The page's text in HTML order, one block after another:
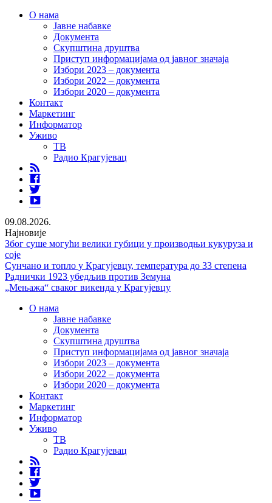
О нама
Јавне набавке
Документа
Скупштина друштва
Приступ информацијама од јавног значаја
Избори 2023 – документа
Избори 2022 – документа
Избори 2020 – документа
Контакт
Маркетинг
Информатор
Уживо
ТВ
Радио Крагујевац
Youtube
09.08.2026.
Најновије
Због суше могући велики губици у производњи кукуруза и
соје
Сунчано и топло у Крагујевцу, температура до 33 степена
Раднички 1923 убедљив против Земуна
„Мењажа“ сваког викенда у Крагујевцу
О нама
Јавне набавке
Документа
Скупштина друштва
Приступ информацијама од јавног значаја
Избори 2023 – документа
Избори 2022 – документа
Избори 2020 – документа
Контакт
Маркетинг
Информатор
Уживо
ТВ
Радио Крагујевац
Youtube